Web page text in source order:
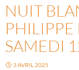
NUIT
SAMEDI
3 AVRIL 2025